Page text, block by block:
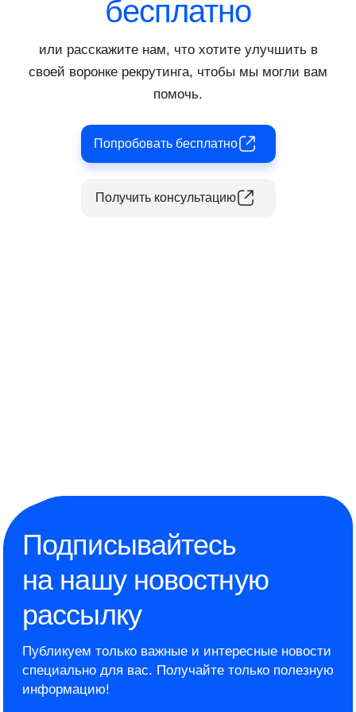
бесплатно
или расскажите нам, что хотите улучшить в
своей воронке рекрутинга, чтобы мы могли вам
помочь.
Попробовать бесплатно
Получить консультацию
Подписывайтесь
на нашу новостную
рассылку
Публикуем только важные и интересные новости
специально для вас. Получайте только полезную
информацию!